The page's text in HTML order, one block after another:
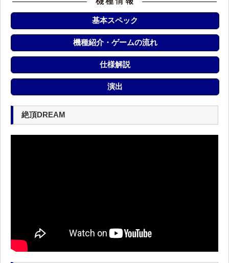
基本スペック
機種紹介・ゲームの流れ
仕様解説
演出
絶頂DREAM